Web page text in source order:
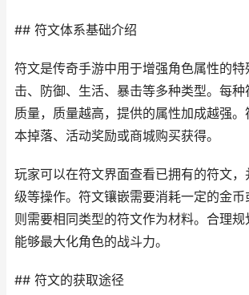
## 符文体系基础介绍
符文是传奇手游中用于增强角色属性的
击、防御、生活、暴击等多种类型。每
质量，质量越高，提供的属性加成越强。
本掉落、活动奖励或商城购买获得。
玩家可以在符文界面查看已拥有的符文
级等操作。符文镶嵌需要消耗一定的金币
则需要相同类型的符文作为材料。合理规
能够最大化角色的战斗力。
## 符文的获取途径